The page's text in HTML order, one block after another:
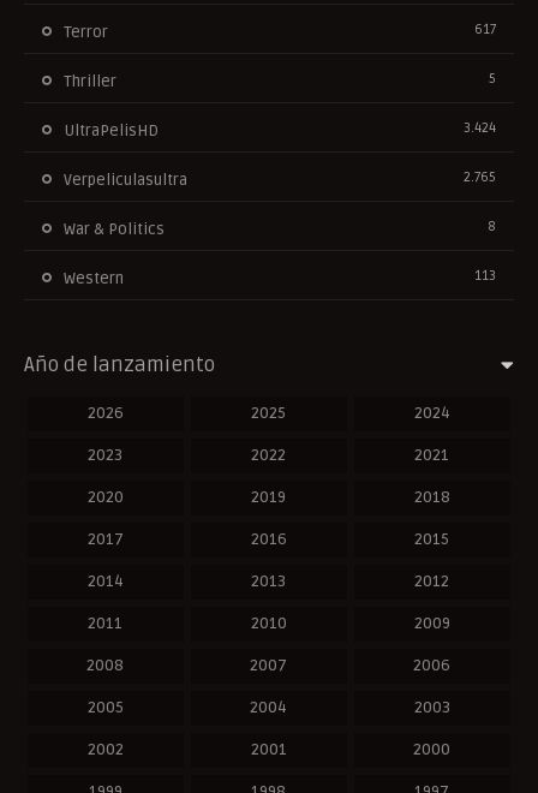
Terror 617
Thriller 5
UltraPelisHD 3.424
Verpeliculasultra 2.765
War & Politics 8
Western 113
Año de lanzamiento
2026 2025 2024
2023 2022 2021
2020 2019 2018
2017 2016 2015
2014 2013 2012
2011 2010 2009
2008 2007 2006
2005 2004 2003
2002 2001 2000